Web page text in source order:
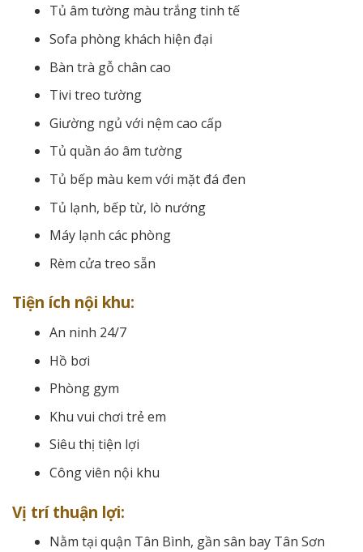
Tủ âm tường màu trắng tinh tế
Sofa phòng khách hiện đại
Bàn trà gỗ chân cao
Tivi treo tường
Giường ngủ với nệm cao cấp
Tủ quần áo âm tường
Tủ bếp màu kem với mặt đá đen
Tủ lạnh, bếp từ, lò nướng
Máy lạnh các phòng
Rèm cửa treo sẵn
Tiện ích nội khu:
An ninh 24/7
Hồ bơi
Phòng gym
Khu vui chơi trẻ em
Siêu thị tiện lợi
Công viên nội khu
Vị trí thuận lợi:
Nằm tại quận Tân Bình, gần sân bay Tân Sơn